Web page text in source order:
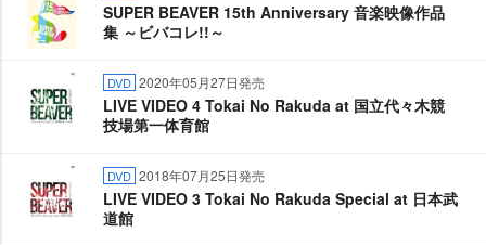
SUPER BEAVER 15th Anniversary 音楽映像作品
集 ～ビバコレ!!～
DVD 2020年05月27日発売
LIVE VIDEO 4 Tokai No Rakuda at 国立代々木競
技場第一体育館
DVD 2018年07月25日発売
LIVE VIDEO 3 Tokai No Rakuda Special at 日本武
道館